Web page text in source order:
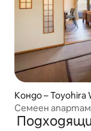
Кондо – Toyohira
Семеен
Метро на 5